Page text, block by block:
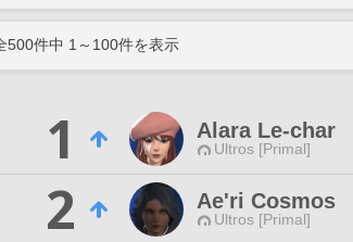
500件中 1 ～ 100件を表示
1 Alara Le-char
Ultros [Primal]
2
Ae'ri Cosmos
Ultros [Primal]